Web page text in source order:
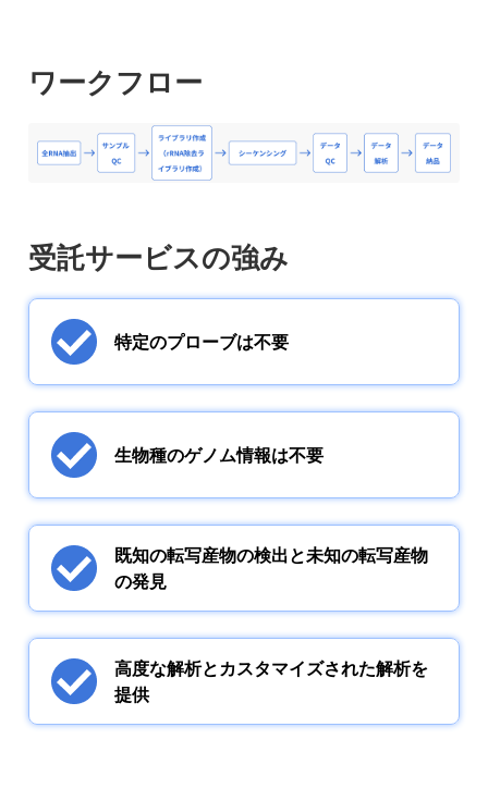
ワークフロー
受託サービスの強み
特定のプローブは不要
生物種のゲノム情報は不要
既知の転写産物の検出と未知の転写産物
の発見
高度な解析とカスタマイズされた解析を
提供